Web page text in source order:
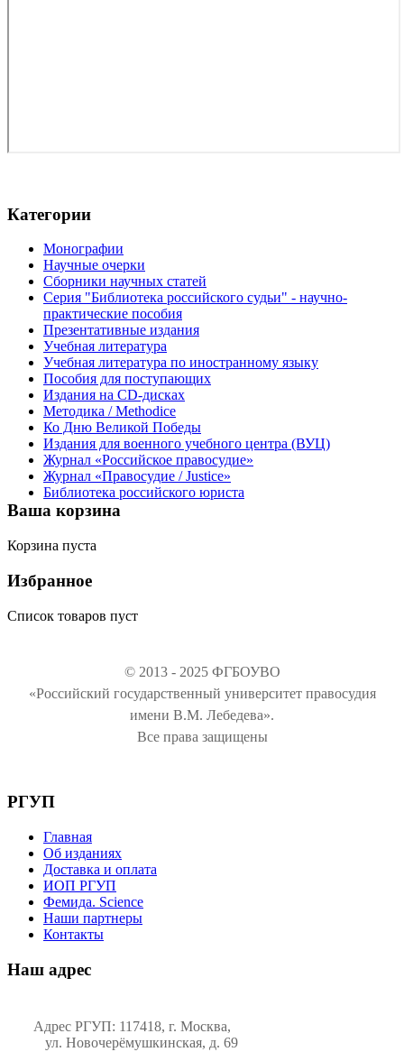
Категории
Монографии
Научные очерки
Сборники научных статей
Серия "Библиотека российского судьи" - научно-
практические пособия
Презентативные издания
Учебная литература
Учебная литература по иностранному языку
Пособия для поступающих
Издания на CD-дисках
Методика / Methodice
Ко Дню Великой Победы
Издания для военного учебного центра (ВУЦ)
Журнал «Российское правосудие»
Журнал «Правосудие / Justice»
Библиотека российского юриста
Ваша корзина
Корзина пуста
Избранное
Список товаров пуст
© 2013 - 2025 ФГБОУВО
«Российский государственный университет правосудия
имени В.М. Лебедева».
Все права защищены
РГУП
Главная
Об изданиях
Доставка и оплата
ИОП РГУП
Фемида. Science
Наши партнеры
Контакты
Наш адрес
Адрес РГУП: 117418, г. Москва,
ул. Новочерёмушкинская, д. 69